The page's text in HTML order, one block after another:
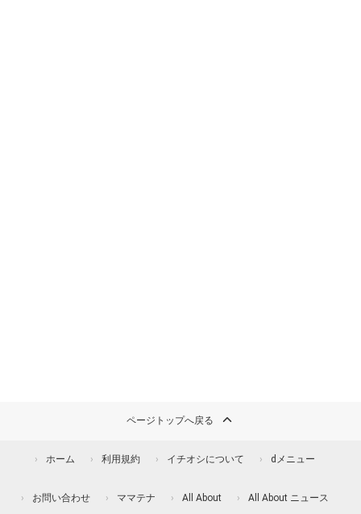
ページトップへ戻る
ホーム 利用規約 イチオシについて dメニュー
お問い合わせ ママテナ All About All About ニュース